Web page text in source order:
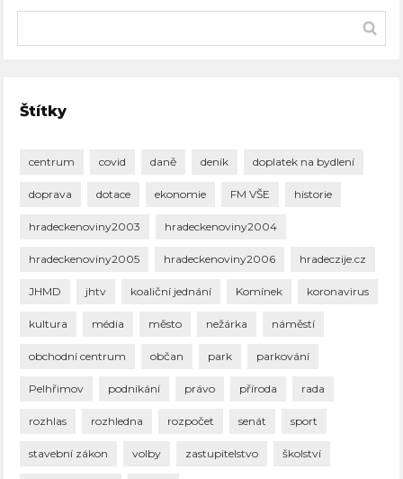
Štítky
centrum covid daně deník doplatek na bydlení
doprava dotace ekonomie FM VŠE historie
hradeckenoviny2003 hradeckenoviny2004
hradeckenoviny2005 hradeckenoviny2006 hradeczije.cz
JHMD jhtv koaliční jednání Komínek koronavirus
kultura média město nežárka náměstí
obchodní centrum občan park parkování
Pelhřimov podnikání právo příroda rada
rozhlas rozhledna rozpočet senát sport
stavební zákon volby zastupitelstvo školství